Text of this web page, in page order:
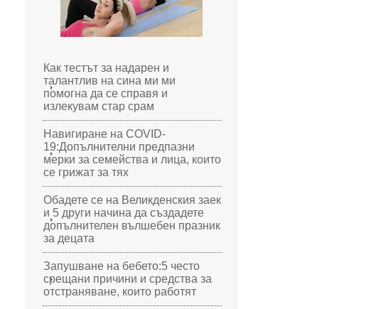
Как тестът за надарен и
талантлив на сина ми ми
помогна да се справя и
излекувам стар срам
Навигиране на COVID-
19:Допълнителни предпазни
мерки за семейства и лица, които
се грижат за тях
Обадете се на Великденския заек
и 5 други начина да създадете
допълнителен вълшебен празник
за децата
Запушване на бебето:5 често
срещани причини и средства за
отстраняване, които работят